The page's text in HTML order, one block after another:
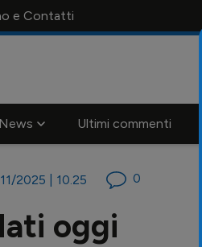
e Contatti
Ultimi commenti
2025 | 10.25 0
oggi